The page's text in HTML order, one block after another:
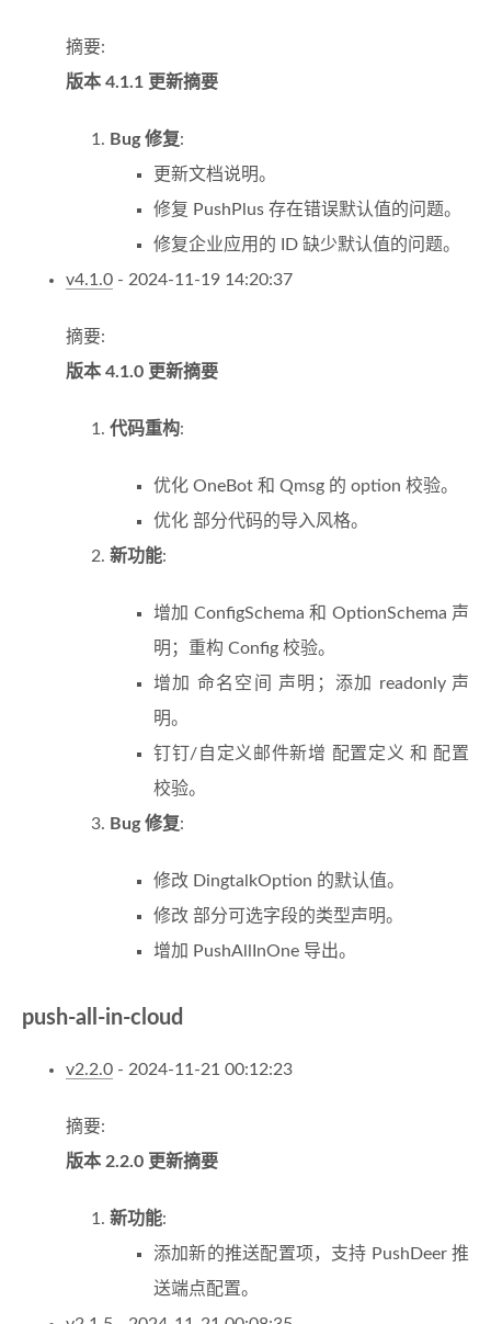
摘要:
版本 4.1.1 更新摘要
Bug 修复:
更新文档说明。
修复 PushPlus 存在错误默认值的问题。
修复企业应用的 ID 缺少默认值的问题。
v4.1.0 - 2024-11-19 14:20:37
摘要:
版本 4.1.0 更新摘要
代码重构:
优化 OneBot 和 Qmsg 的 option 校验。
优化 部分代码的导入风格。
新功能:
增加 ConfigSchema 和 OptionSchema 声
明；重构 Config 校验。
增加 命名空间 声明；添加 readonly 声
明。
钉钉/自定义邮件新增 配置定义 和 配置
校验。
Bug 修复:
修改 DingtalkOption 的默认值。
修改 部分可选字段的类型声明。
增加 PushAllInOne 导出。
push-all-in-cloud
v2.2.0 - 2024-11-21 00:12:23
摘要:
版本 2.2.0 更新摘要
新功能:
添加新的推送配置项，支持 PushDeer 推
送端点配置。